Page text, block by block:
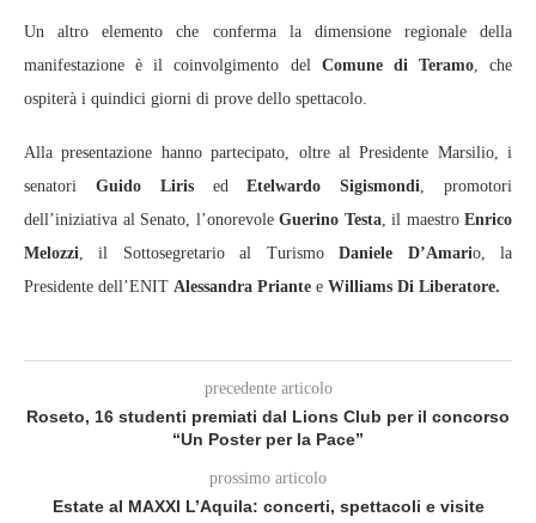
Un altro elemento che conferma la dimensione regionale della
manifestazione è il coinvolgimento del Comune di Teramo, che
ospiterà i quindici giorni di prove dello spettacolo.
Alla presentazione hanno partecipato, oltre al Presidente Marsilio, i
senatori Guido LirisedEtelwardo Sigismondi, promotori
dell’iniziativa al Senato, l’onorevole Guerino Testa, il maestro Enrico
Melozzi, il Sottosegretario al TurismoDaniele D’Amario, la
Presidente dell’ENIT Alessandra Priante e Williams Di Liberatore.
precedente articolo
Roseto, 16 studenti premiati dal Lions Club per il concorso
“Un Poster per la Pace”
prossimo articolo
Estate al MAXXI L’Aquila: concerti, spettacoli e visite